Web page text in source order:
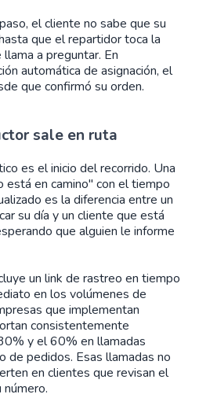
el cliente no sabe que su
que el repartidor toca la
a preguntar. En
automática de asignación, el
que confirmó su orden.
sale en ruta
es el inicio del recorrido. Una
está en camino" con el tiempo
es la diferencia entre un
su día y un cliente que está
que alguien le informe
un link de rastreo en tiempo
en los volúmenes de
que implementan
consistentemente
y el 60% en llamadas
de pedidos. Esas llamadas no
en clientes que revisan el